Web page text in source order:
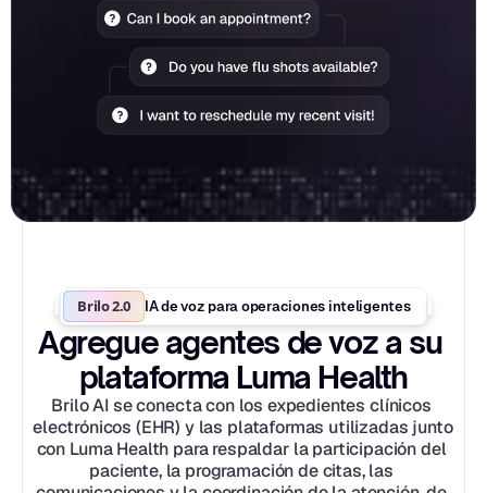
Brilo 2.0 IA de voz para operaciones inteligentes
Agregue agentes de voz a su
plataforma Luma Health
Brilo AI se conecta con los expedientes clínicos
electrónicos (EHR) y las plataformas utilizadas junto
con Luma Health para respaldar la participación del
paciente, la programación de citas, las